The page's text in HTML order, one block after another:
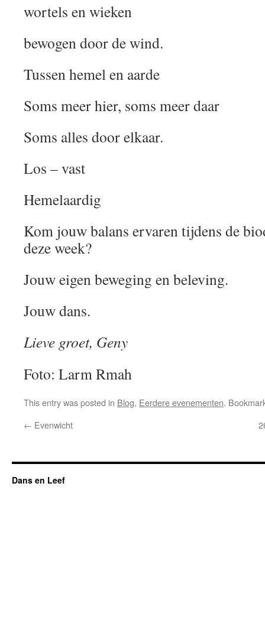
wortels en wieken
bewogen door de wind.
Tussen hemel en aarde
Soms meer hier, soms meer daar
Soms alles door elkaar.
Los – vast
Hemelaardig
Kom jouw balans ervaren tijdens de
deze week?
Jouw eigen beweging en beleving.
Jouw dans.
Lieve groet, Geny
Foto: Larm Rmah
This entry was posted in Blog, Eerdere evenementen.
← Evenwicht
Dans en Leef